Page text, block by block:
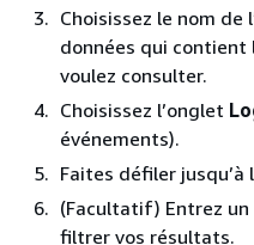
Choisissez le nom de
données qui contient
voulez consulter.
Choisissez l’onglet
événements).
Faites défiler jusqu’à
(Facultatif) Entrez
filtrer vos résultats.